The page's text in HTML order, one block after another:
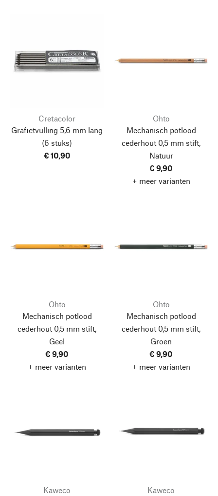
Cretacolor
Grafietvulling 5,6 mm lang
(6 stuks)
€ 10,90
Ohto
Mechanisch potlood
cederhout 0,5 mm stift,
Natuur
€ 9,90
+ meer varianten
Ohto
Mechanisch potlood
cederhout 0,5 mm stift,
Geel
€ 9,90
+ meer varianten
Ohto
Mechanisch potlood
cederhout 0,5 mm stift,
Groen
€ 9,90
+ meer varianten
Kaweco Kaweco